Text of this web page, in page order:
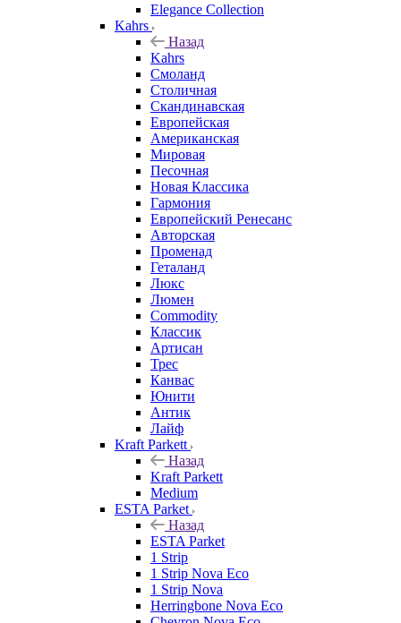
Elegance Collection
Kahrs
Назад
Kahrs
Смоланд
Столичная
Скандинавская
Европейская
Американская
Мировая
Песочная
Новая Классика
Гармония
Европейский Ренесанс
Авторская
Променад
Геталанд
Люкс
Люмен
Commodity
Классик
Артисан
Трес
Канвас
Юнити
Антик
Лайф
Kraft Parkett
Назад
Kraft Parkett
Medium
ESTA Parket
Назад
ESTA Parket
1 Strip
1 Strip Nova Eco
1 Strip Nova
Herringbone Nova Eco